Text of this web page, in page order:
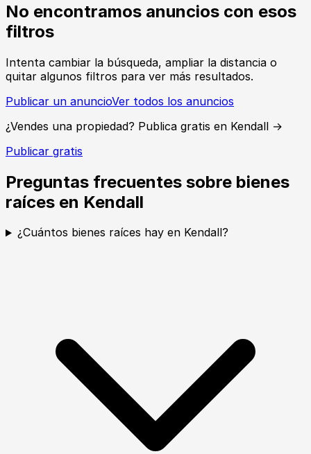
No encontramos anuncios con esos
filtros
Intenta cambiar la búsqueda, ampliar la distancia o
quitar algunos filtros para ver más resultados.
Publicar un anuncioVer todos los anuncios
¿Vendes una propiedad? Publica gratis en Kendall →
Publicar gratis
Preguntas frecuentes sobre bienes
raíces en Kendall
¿Cuántos bienes raíces hay en Kendall?